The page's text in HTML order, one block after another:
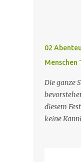
02
Menschen
Die ganze
diesem
keine
wird die